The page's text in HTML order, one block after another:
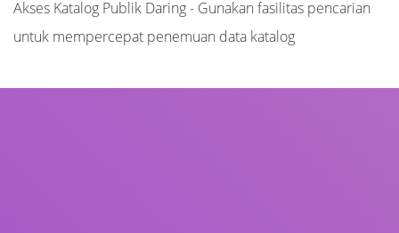
Akses Katalog Publik Daring - Gunakan fasilitas pencarian
untuk mempercepat penemuan data katalog